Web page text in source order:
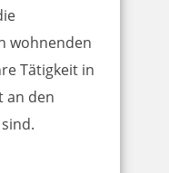
wohnenden
Tätigkeit in
an den